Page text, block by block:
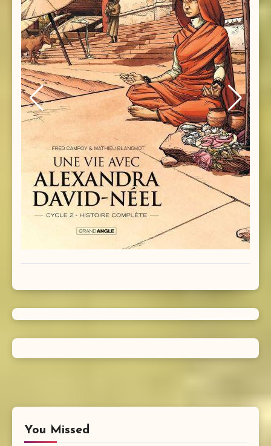
You Missed